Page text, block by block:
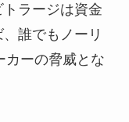
ラージは資金
誰でもノーリ
カーの脅威とな